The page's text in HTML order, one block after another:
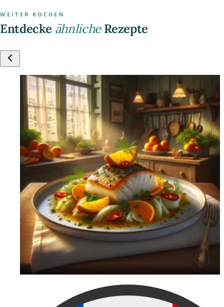
WEITER KOCHEN
Entdecke ähnlicheRezepte